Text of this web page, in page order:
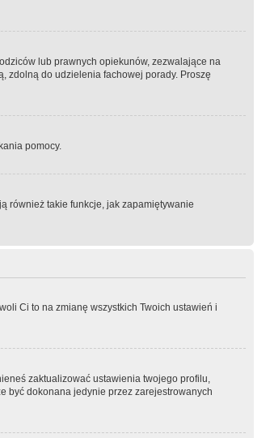
lub prawnych opiekunów, zezwalające na
zdolną do udzielenia fachowej porady. Proszę
pomocy.
również takie funkcje, jak zapamiętywanie
Ci to na zmianę wszystkich Twoich ustawień i
zaktualizować ustawienia twojego profilu,
być dokonana jedynie przez zarejestrowanych